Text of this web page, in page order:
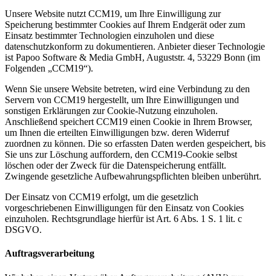
Unsere Website nutzt CCM19, um Ihre Einwilligung zur
Speicherung bestimmter Cookies auf Ihrem Endgerät oder zum
Einsatz bestimmter Technologien einzuholen und diese
datenschutzkonform zu dokumentieren. Anbieter dieser Technologie
ist Papoo Software & Media GmbH, Auguststr. 4, 53229 Bonn (im
Folgenden „CCM19“).
Wenn Sie unsere Website betreten, wird eine Verbindung zu den
Servern von CCM19 hergestellt, um Ihre Einwilligungen und
sonstigen Erklärungen zur Cookie-Nutzung einzuholen.
Anschließend speichert CCM19 einen Cookie in Ihrem Browser,
um Ihnen die erteilten Einwilligungen bzw. deren Widerruf
zuordnen zu können. Die so erfassten Daten werden gespeichert, bis
Sie uns zur Löschung auffordern, den CCM19-Cookie selbst
löschen oder der Zweck für die Datenspeicherung entfällt.
Zwingende gesetzliche Aufbewahrungspflichten bleiben unberührt.
Der Einsatz von CCM19 erfolgt, um die gesetzlich
vorgeschriebenen Einwilligungen für den Einsatz von Cookies
einzuholen. Rechtsgrundlage hierfür ist Art. 6 Abs. 1 S. 1 lit. c
DSGVO.
Auftragsverarbeitung